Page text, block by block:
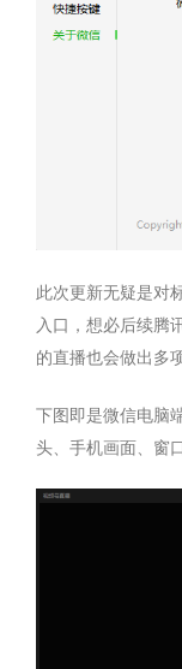
此次更新无疑是对
入口，想必后续腾
的直播也会做出多
下图即是微信电脑
头、手机画面、窗